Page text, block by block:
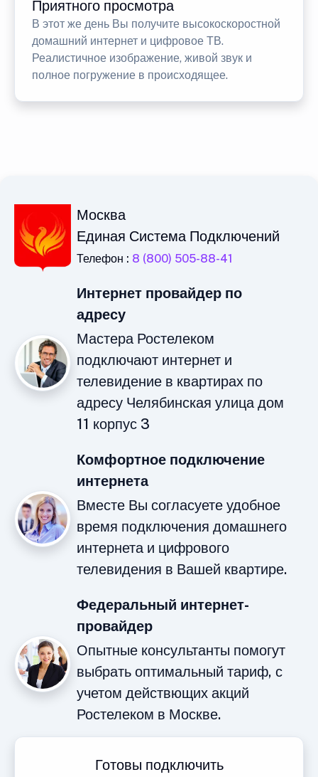
Приятного просмотра
В этот же день Вы получите высокоскоростной
домашний интернет и цифровое ТВ.
Реалистичное изображение, живой звук и
полное погружение в происходящее.
Москва
Единая Система Подключений
Телефон : 8 (800) 505-88-41
Интернет провайдер по
адресу
Мастера Ростелеком
подключают интернет и
телевидение в квартирах по
адресу Челябинская улица дом
11 корпус 3
Комфортное подключение
интернета
Вместе Вы согласуете удобное
время подключения домашнего
интернета и цифрового
телевидения в Вашей квартире.
Федеральный интернет-
провайдер
Опытные консультанты помогут
выбрать оптимальный тариф, с
учетом действющих акций
Ростелеком в Москве.
Готовы подключить